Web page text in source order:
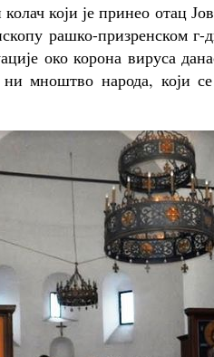
који је принео отац
рашко-призренском
око корона вируса
мноштво народа, који